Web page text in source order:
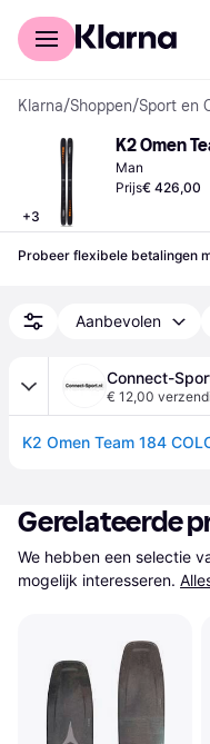
Voor shoppers
Klarna/Shoppen/Sport en
+3
K2 Omen
Man
Prijs€ 426,00
Probeer flexibele betalingen
Aanbevolen
Connect-
€ 12,00
K2 Omen Team 184
Gerelateerde
We hebben een selectie
mogelijk interesseren.